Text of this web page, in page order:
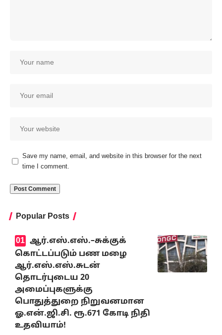
Save my name, email, and website in this browser for the next
time I comment.
Popular Posts
ஆர்.எஸ்.எஸ்.–சுக்குக்
கொட்டப்படும் பண மழை
ஆர்.எஸ்.எஸ்.சுடன்
தொடர்புடைய 20
அமைப்புகளுக்கு
பொதுத்துறை நிறுவனமான
ஓ.என்.ஜி.சி. ரூ.671 கோடி நிதி
உதவியாம்!